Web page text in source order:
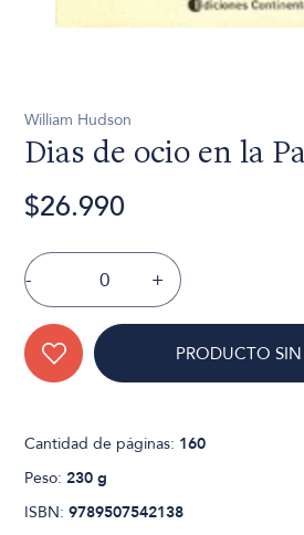
William Hudson
Dias de ocio en la
$26.990
- +
PRODUCTO
Cantidad de páginas: 160
Peso:230 g
ISBN:9789507542138